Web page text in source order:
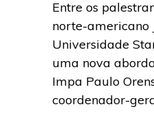
Entre os
norte-americano
Universidade
uma nova
Impa Paulo
coordenador-